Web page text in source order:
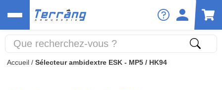
Accueil / Sélecteur ambidextre ESK - MP5 / HK94